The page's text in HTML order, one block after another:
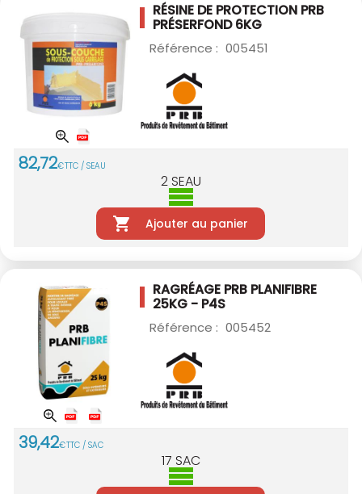
RÉSINE DE PROTECTION PRB
PRÉSERFOND 6KG
Référence : 005451
82,72€TTC / SEAU
2 SEAU
Ajouter au panier
RAGRÉAGE PRB PLANIFIBRE
25KG - P4S
Référence : 005452
39,42€TTC / SAC
17 SAC